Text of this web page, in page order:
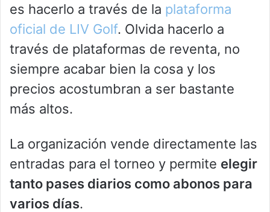
es hacerlo a través de la plataforma
oficial de LIV Golf. Olvida hacerlo a
través de plataformas de reventa, no
siempre acabar bien la cosa y los
precios acostumbran a ser bastante
más altos.
La organización vende directamente las
entradas para el torneo y permite elegir
tanto pases diarios como abonos para
varios días.